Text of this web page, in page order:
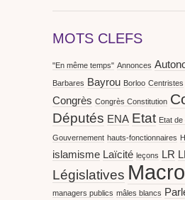
MOTS CLEFS
"En même temps" Annonces
Barbares Bayrou Borloo Centristes
Congrès Congrès Constitution
Députés ENA Etat Etat de
Gouvernement hauts-fonctionnaires
islamisme Laïcité leçons LR
Législatives
managers publics mâles blancs